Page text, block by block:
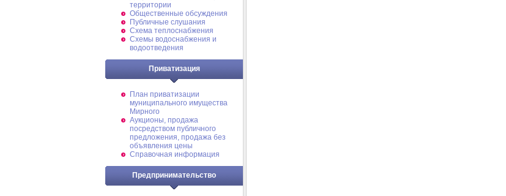
территории
Общественные обсуждения
Публичные слушания
Схема теплоснабжения
Схемы водоснабжения и
водоотведения
Приватизация
План приватизации
муниципального имущества
Мирного
Аукционы, продажа
посредством публичного
предложения, продажа без
объявления цены
Справочная информация
Предпринимательство